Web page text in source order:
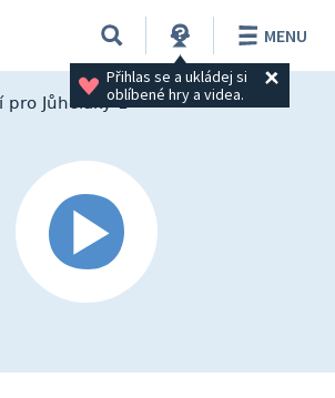
Přihlas se a ukládej si
oblíbené hry a videa.
MENU